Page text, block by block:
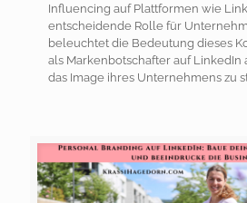
Influencing auf Plattformen wie
entscheidende Rolle für
beleuchtet die Bedeutung dieses
als Markenbotschafter auf LinkedIn
das Image ihres Unternehmens zu